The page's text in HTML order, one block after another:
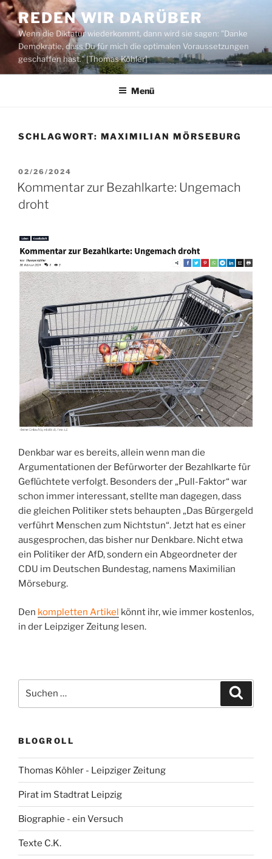
Zum
Inhalt
springen
REDEN WIR DARÜBER
Wenn die Diktatur wiederkommt, dann wird sie sagen: "Danke
Demokratie, dass Du für mich die optimalen Voraussetzungen
geschaffen hast." [Thomas Köhler]
Menü
SCHLAGWORT: MAXIMILIAN MÖRSEBURG
VERÖFFENTLICHT
AM
02/26/2024
Kommentar zur Bezahlkarte: Ungemach
droht
Denkbar war es bereits, allein wenn man die
Argumentationen der Befürworter der Bezahlkarte für
Geflüchtete verfolgt. Besonders der „Pull-Faktor“ war
schon immer interessant, stellte man dagegen, dass
die gleichen Politiker stets behaupten „Das Bürgergeld
verführt Menschen zum Nichtstun“. Jetzt hat es einer
ausgesprochen, das bisher nur Denkbare. Nicht etwa
ein Politiker der AfD, sondern ein Abgeordneter der
CDU im Deutschen Bundestag, namens Maximilian
Mörseburg.
Den kompletten Artikel könnt ihr, wie immer kostenlos,
in der Leipziger Zeitung lesen.
nach:
BLOGROLL
Thomas Köhler - Leipziger Zeitung
Pirat im Stadtrat Leipzig
Biographie - ein Versuch
Texte C.K.